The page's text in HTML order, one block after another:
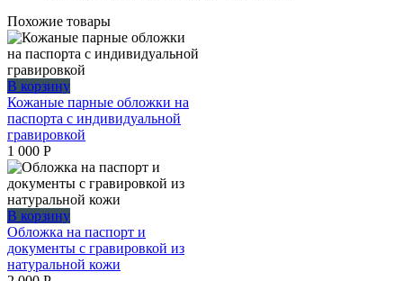
Похожие товары
В корзину
Кожаные парные обложки на
паспорта с индивидуальной
гравировкой
1 000 Р
В корзину
Обложка на паспорт и
документы с гравировкой из
натуральной кожи